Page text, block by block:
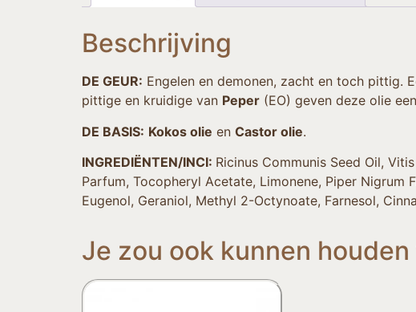
Beschrijving
DE GEUR: Engelen en demonen, zacht en toch pittig.
pittige en kruidige van Peper (EO) geven deze olie
DE BASIS: Kokos olie en Castor olie.
INGREDIËNTEN/INCI: Ricinus Communis Seed Oil,
Parfum, Tocopheryl Acetate, Limonene, Piper Nigrum
Eugenol, Geraniol, Methyl 2-Octynoate, Farnesol,
Je zou ook kunnen